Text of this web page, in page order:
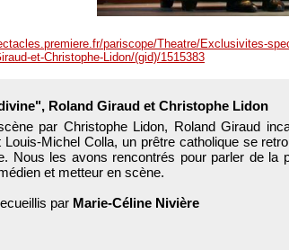
pariscope/Theatre/Exclusivites-
et-Christophe-Lidon/(gid)/1515383
Roland Giraud et Christophe Lidon
par Christophe Lidon, Roland Giraud
Louis-Michel Colla, un prêtre catholique se
Nous les avons rencontrés pour parler de la
et metteur en scène.
par Marie-Céline Nivière